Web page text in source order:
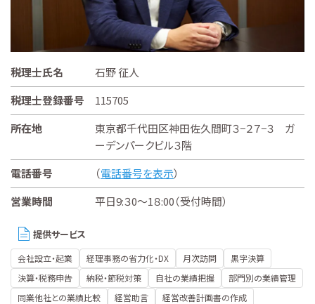
税理士氏名
石野 征人
税理士登録番号
115705
所在地
東京都千代田区神田佐久間町３−２７−３ ガ
ーデンパークビル３階
電話番号
（電話番号を表示）
営業時間
平日9:３0〜1８:00（受付時間）
提供サービス
会社設立・起業 経理事務の省力化・DX 月次訪問
黒字決算
決算・税務申告
納税・節税対策 自社の業績把握
部門別の業績管理
同業他社との業績比較
経営助言
経営改善計画書の作成